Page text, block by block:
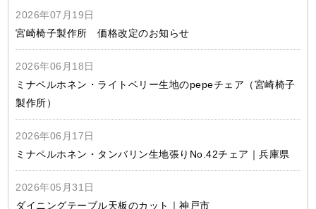
2026年07月19日
宮崎椅子製作所 価格改定のお知らせ
2026年06月18日
ミナペルホネン・ライトベリー生地のpepeチェア（宮崎椅子
製作所）
2026年06月17日
ミナペルホネン・タンバリン生地張りNo.42チェア｜兵庫県
2026年05月31日
ダイニングテーブル天板のカット｜神戸市